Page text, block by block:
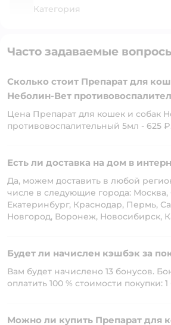
Категория
Часто задаваемые
Сколько стоит Препарат для
Неболин-Вет
Цена Препарат для кошек и собак
противовоспалительный 5мл - 625
Есть ли доставка на дом в
Да, можем доставить в любой
числе в следующие города: Москва,
Екатеринбург, Краснодар, Пермь,
Новгород, Воронеж, Новосибирск,
Будет ли начислен кэшбэк за
Вам будет начислено 13 бонусов.
оплатить 100 % стоимости покупки:
Можно ли купить Препарат для